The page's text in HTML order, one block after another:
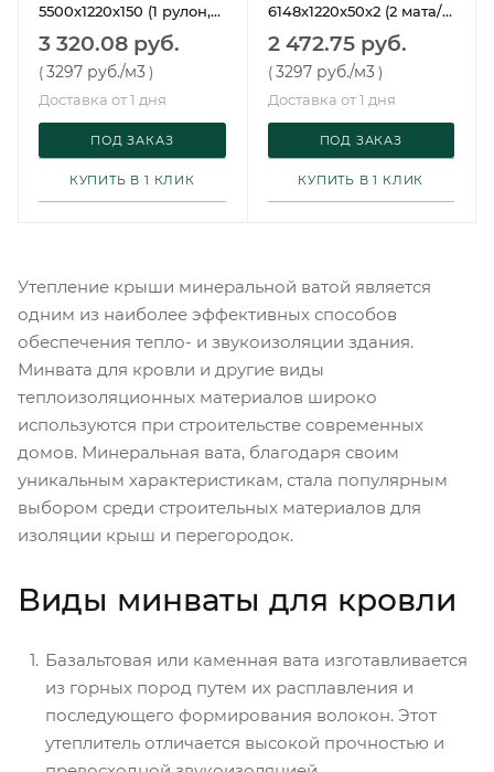
5500х1220х150 (1 рулон,
6,7 м2, 1,007 м3, 24 упак/
пал)
3 320.08 руб.
(3297 руб./м3 )
Доставка от 1 дня
ПОД ЗАКАЗ
КУПИТЬ В 1 КЛИК
6148х1220х50х2 (2 мата/
рулон, 15 м2, 0,75 м3, 32
упак/пал)
2 472.75 руб.
(3297 руб./м3 )
Доставка от 1 дня
ПОД ЗАКАЗ
КУПИТЬ В 1 КЛИК
Утепление крыши минеральной ватой является
одним из наиболее эффективных способов
обеспечения тепло- и звукоизоляции здания.
Минвата для кровли и другие виды
теплоизоляционных материалов широко
используются при строительстве современных
домов. Минеральная вата, благодаря своим
уникальным характеристикам, стала популярным
выбором среди строительных материалов для
изоляции крыш и перегородок.
Виды минваты для кровли
Базальтовая или каменная вата изготавливается
из горных пород путем их расплавления и
последующего формирования волокон. Этот
утеплитель отличается высокой прочностью и